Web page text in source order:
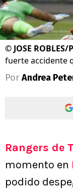
©JOSE ROBLES/
fuerte accidente
Por Andrea
Rangers de
momento en
podido